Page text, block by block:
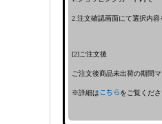
2.注文確認画面にて選択内容
[2]ご注文後
ご注文後商品未出荷の期間
※詳細は こちらをご覧くださ